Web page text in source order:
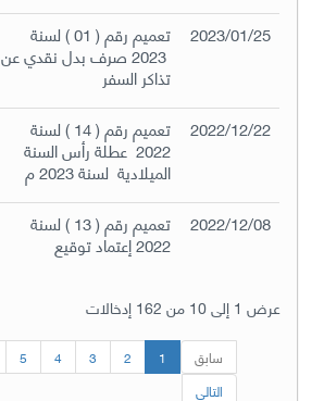
2023/01/25 تعميم رقم ( 01 ) لسنة
2023 صرف بدل نقدي عن
تذاكر السفر
2022/12/22 تعميم رقم ( 14 ) لسنة
2022 عطلة رأس السنة
الميلادية لسنة 2023 م
2022/12/08 تعميم رقم ( 13 ) لسنة
2022 إعتماد توقيع
عرض 1 إلى 10 من 162 إدخالات
سابق 1
2
3
4
5
التالى